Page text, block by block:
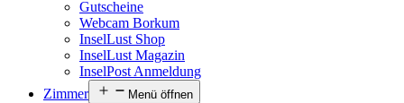
Gutscheine
Webcam Borkum
InselLust Shop
InselLust Magazin
InselPost Anmeldung
Zimmer
Menü öffnen